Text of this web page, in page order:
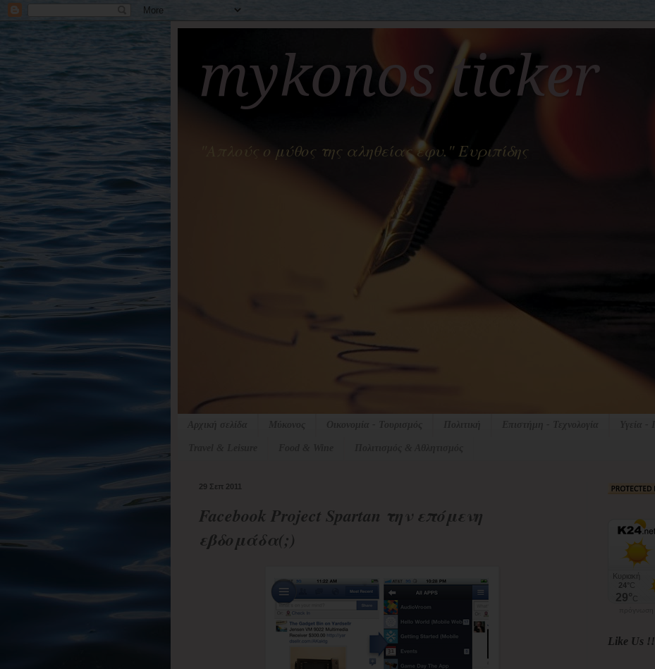
mykonos ticker
"Απλούς ο μύθος της αληθείας έφυ." Ευριπίδης
29 Σεπ 2011
Facebook Project Spartan την επόμενη
εβδομάδα(;)
Like Us !!